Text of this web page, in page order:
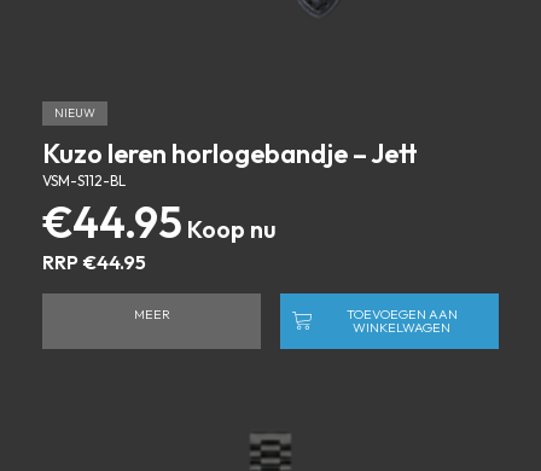
NIEUW
Kuzo leren horlogebandje – Jett
VSM-S112-BL
€44.95
RRP €44.95
MEER TOEVOEGEN AAN
WINKELWAGEN